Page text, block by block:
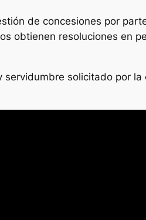
de concesiones por
obtienen resoluciones en
solicitado por la